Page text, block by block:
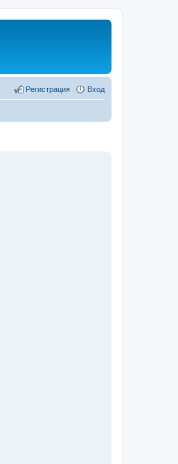
Вход
Регистрация